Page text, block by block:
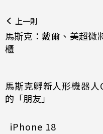
上一則
馬斯克：戴爾、美超微
櫃
馬斯克孵新人形機器
的「朋友」
iPhone 18